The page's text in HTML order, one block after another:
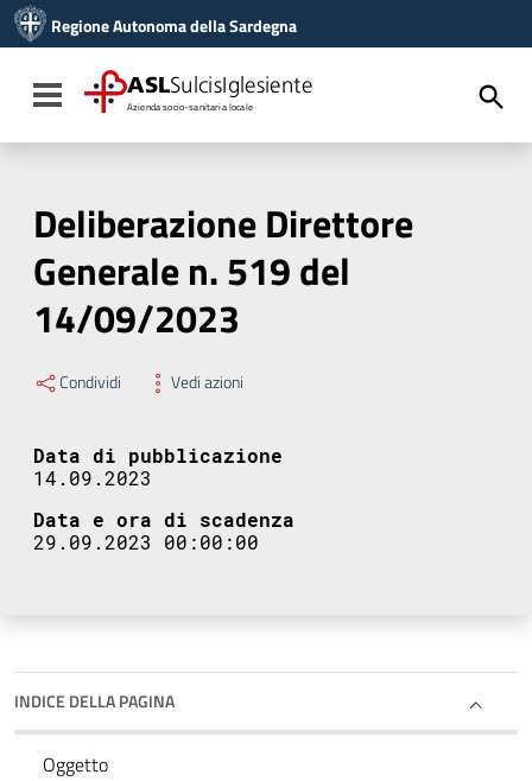
Vai al menu di navigazione
Vai al footer
Regione Autonoma della Sardegna
Toggle navigation
ASLSulcisIglesiente
Azienda socio-sanitaria locale
Deliberazione Direttore
Generale n. 519 del
14/09/2023
Condividi Vedi azioni
Data di pubblicazione
14.09.2023
Data e ora di scadenza
29.09.2023 00:00:00
INDICE DELLA PAGINA
Oggetto